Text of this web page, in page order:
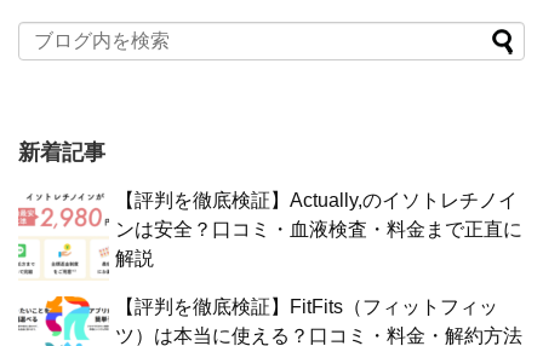
新着記事
【評判を徹底検証】Actually,のイソトレチノイ
ンは安全？口コミ・血液検査・料金まで正直に
解説
【評判を徹底検証】FitFits（フィットフィッ
ツ）は本当に使える？口コミ・料金・解約方法